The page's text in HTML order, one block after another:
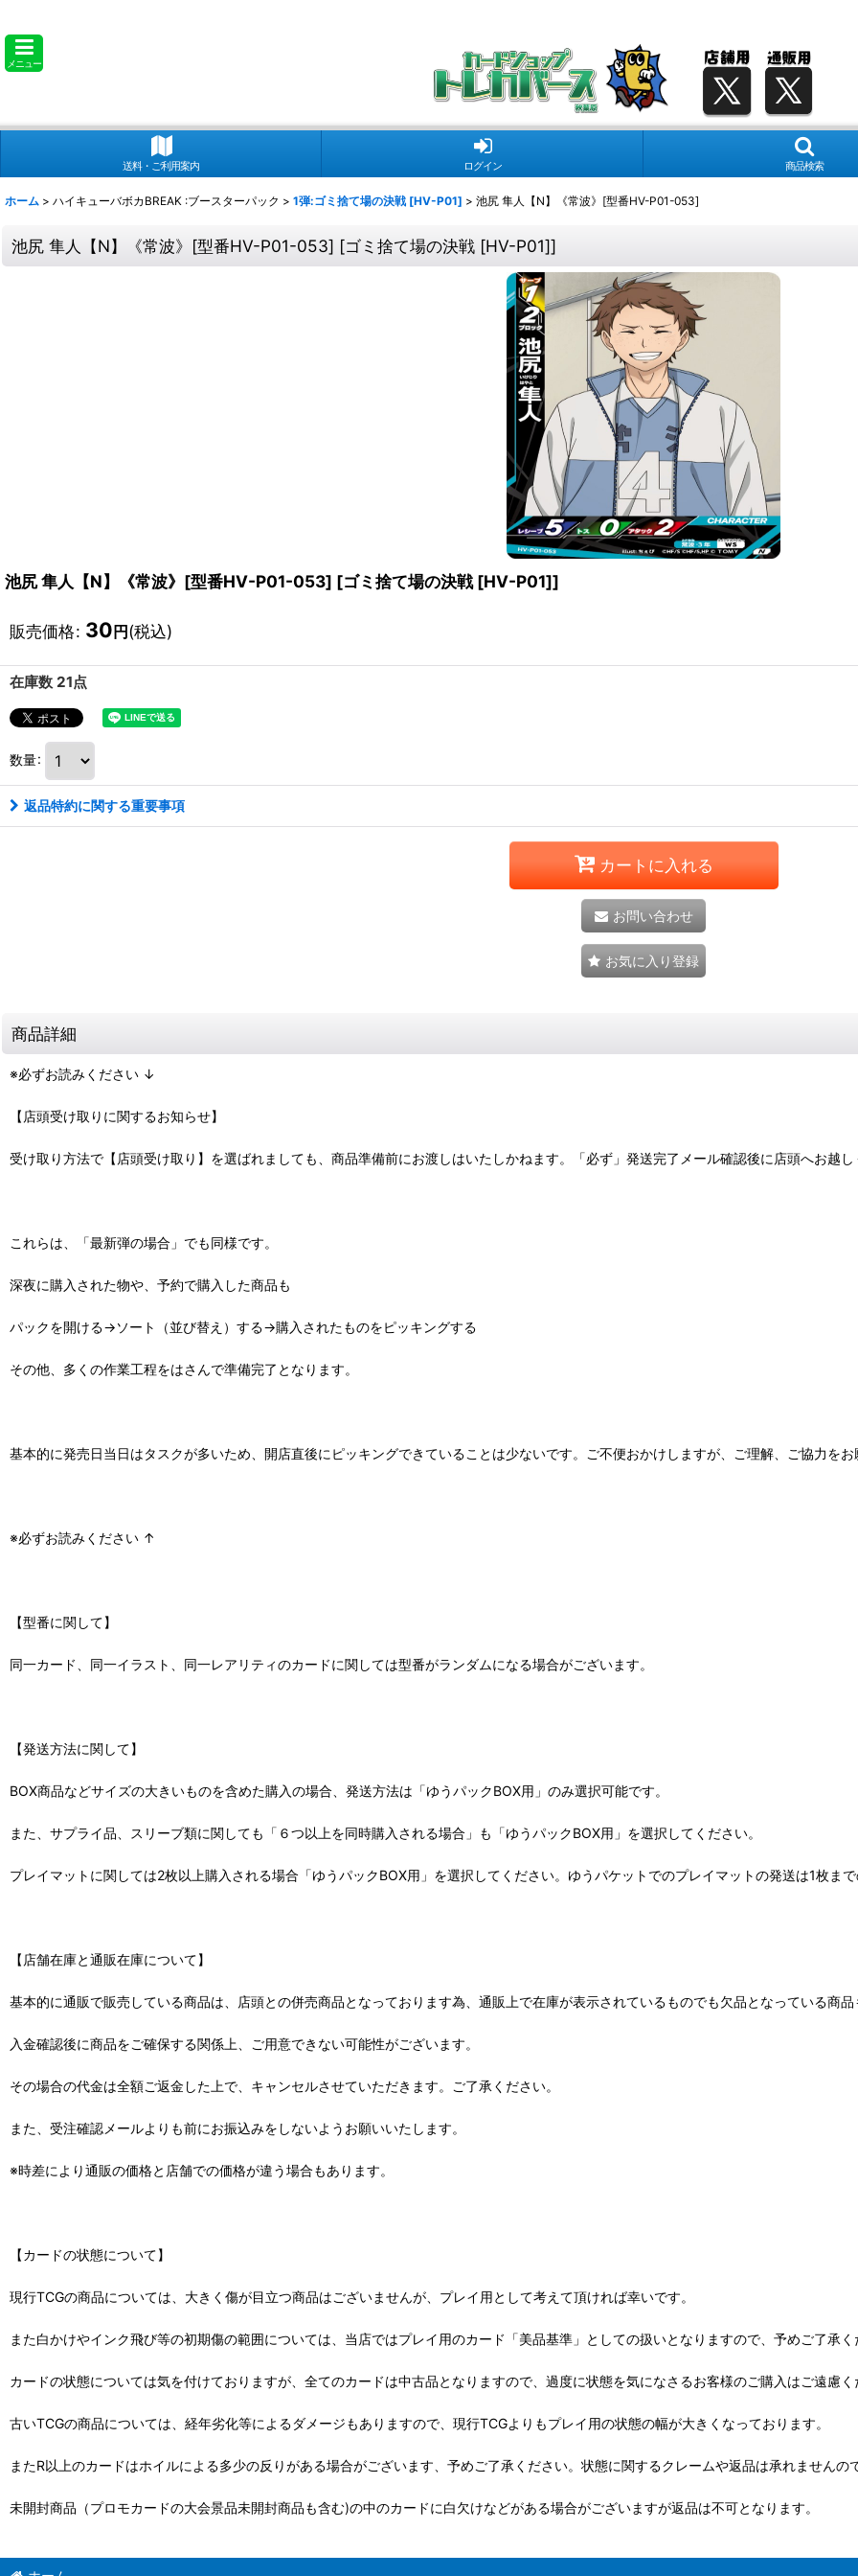
メニュー
送料・ご利用案内 ログイン 商品検索
ホーム > ハイキューバボカBREAK :ブースターパック > 1弾:ゴミ捨て場の決戦 [HV-P01] > 池尻 隼人【N】《常波》[型番HV-P01-053]
池尻 隼人【N】《常波》[型番HV-P01-053] [ゴミ捨て場の決戦 [HV-P01]]
池尻 隼人【N】《常波》[型番HV-P01-053] [ゴミ捨て場の決戦 [HV-P01]]
販売価格: 30円(税込)
在庫数 21点
数量:
返品特約に関する重要事項
カートに入れる
お問い合わせ
お気に入り登録
商品詳細
※必ずお読みください ↓
【店頭受け取りに関するお知らせ】
受け取り方法で【店頭受け取り】を選ばれましても、商品準備前にお渡しはいたしかねます。「必ず」発送完了メール確認後に店頭へお越し
これらは、「最新弾の場合」でも同様です。
深夜に購入された物や、予約で購入した商品も
パックを開ける→ソート（並び替え）する→購入されたものをピッキングする
その他、多くの作業工程をはさんで準備完了となります。
基本的に発売日当日はタスクが多いため、開店直後にピッキングできていることは少ないです。ご不便おかけしますが、ご理解、ご協力をお
※必ずお読みください ↑
【型番に関して】
同一カード、同一イラスト、同一レアリティのカードに関しては型番がランダムになる場合がございます。
【発送方法に関して】
BOX商品などサイズの大きいものを含めた購入の場合、発送方法は「ゆうパックBOX用」のみ選択可能です。
また、サプライ品、スリーブ類に関しても「６つ以上を同時購入される場合」も「ゆうパックBOX用」を選択してください。
プレイマットに関しては2枚以上購入される場合「ゆうパックBOX用」を選択してください。ゆうパケットでのプレイマットの発送は1枚まで
【店舗在庫と通販在庫について】
基本的に通販で販売している商品は、店頭との併売商品となっております為、通販上で在庫が表示されているものでも欠品となっている商品
入金確認後に商品をご確保する関係上、ご用意できない可能性がございます。
その場合の代金は全額ご返金した上で、キャンセルさせていただきます。ご了承ください。
また、受注確認メールよりも前にお振込みをしないようお願いいたします。
※時差により通販の価格と店舗での価格が違う場合もあります。
【カードの状態について】
現行TCGの商品については、大きく傷が目立つ商品はございませんが、プレイ用として考えて頂ければ幸いです。
また白かけやインク飛び等の初期傷の範囲については、当店ではプレイ用のカード「美品基準」としての扱いとなりますので、予めご了承く
カードの状態については気を付けておりますが、全てのカードは中古品となりますので、過度に状態を気になさるお客様のご購入はご遠慮く
古いTCGの商品については、経年劣化等によるダメージもありますので、現行TCGよりもプレイ用の状態の幅が大きくなっております。
またR以上のカードはホイルによる多少の反りがある場合がございます、予めご了承ください。状態に関するクレームや返品は承れませんの
未開封商品（プロモカードの大会景品未開封商品も含む)の中のカードに白欠けなどがある場合がございますが返品は不可となります。